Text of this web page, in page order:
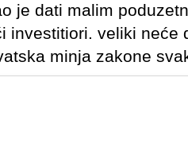
je dati malim
investitiori. veliki neće
minja zakone